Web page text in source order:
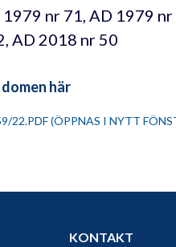
1979 nr 71, AD 1979
AD 2018 nr 50
domen här
22.PDF (ÖPPNAS I NYTT
KONTAKT